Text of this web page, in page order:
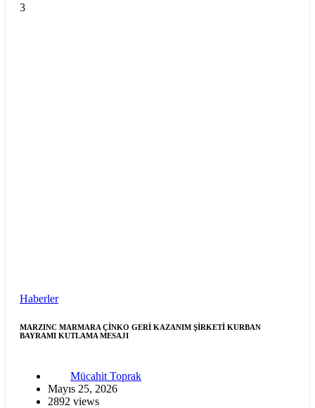
3
Haberler
MARZINC MARMARA ÇİNKO GERİ KAZANIM ŞİRKETİ KURBAN
BAYRAMI KUTLAMA MESAJI
Mücahit Toprak
Mayıs 25, 2026
2892 views